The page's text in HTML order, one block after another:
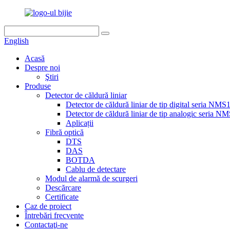
English
Acasă
Despre noi
Ştiri
Produse
Detector de căldură liniar
Detector de căldură liniar de tip digital seria
Detector de căldură liniar de tip analogic seria
Aplicații
Fibră optică
DTS
DAS
BOTDA
Cablu de detectare
Modul de alarmă de scurgeri
Descărcare
Certificate
Caz de proiect
Întrebări frecvente
Contactaţi-ne